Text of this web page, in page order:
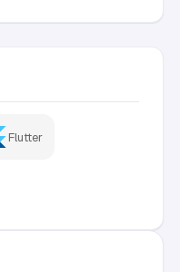
Flutter